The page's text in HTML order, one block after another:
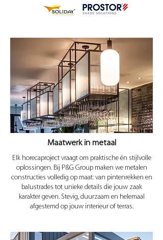
Maatwerk in metaal
Elk horecaproject vraagt om praktische én stijlvolle
oplossingen. Bij P&G Group maken we metalen
constructies volledig op maat: van pintenrekken en
balustrades tot unieke details die jouw zaak
karakter geven. Stevig, duurzaam en helemaal
afgestemd op jouw interieur of terras.